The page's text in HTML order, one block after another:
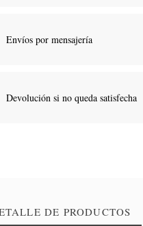
Envíos por mensajería
Devolución si no queda satisfecha
DE PRODUCTOS